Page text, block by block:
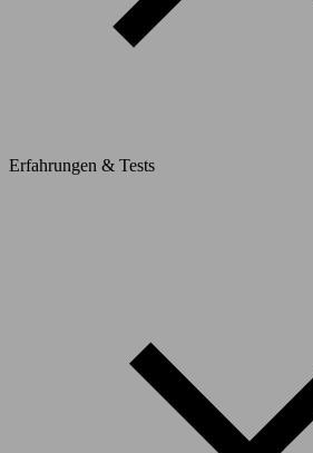
Erfahrungen & Tests